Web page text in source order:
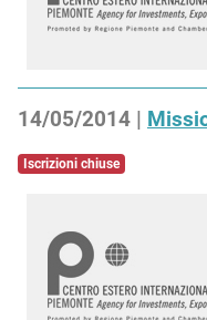
14/05/2014 |
Iscrizioni chiuse